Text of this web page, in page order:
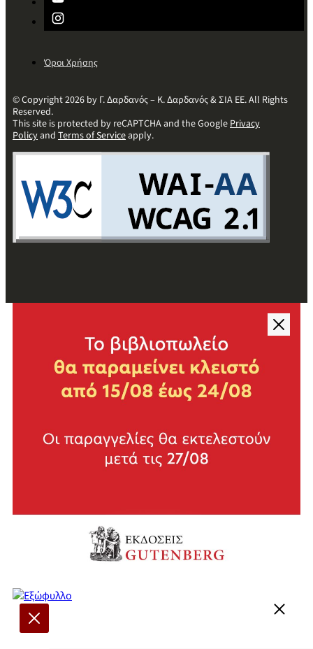
Όροι Χρήσης
© Copyright 2026 by Γ. Δαρδανός – Κ. Δαρδανός & ΣΙΑ ΕΕ. All Rights
Reserved.
This site is protected by reCAPTCHA and the GooglePrivacy
Policyand Terms of Serviceapply.